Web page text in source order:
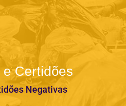
e Certidões
Negativas